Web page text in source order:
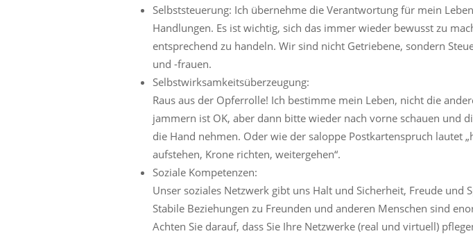
Selbststeuerung: Ich übernehme die Verantwortung für mein
Handlungen. Es ist wichtig, sich das immer wieder bewusst zu
entsprechend zu handeln. Wir sind nicht Getriebene, sondern
und -frauen.
Selbstwirksamkeitsüberzeugung:
Raus aus der Opferrolle! Ich bestimme mein Leben, nicht die
jammern ist OK, aber dann bitte wieder nach vorne schauen und
die Hand nehmen. Oder wie der saloppe Postkartenspruch lautet
aufstehen, Krone richten, weitergehen“.
Soziale Kompetenzen:
Unser soziales Netzwerk gibt uns Halt und Sicherheit, Freude und
Stabile Beziehungen zu Freunden und anderen Menschen sind
Achten Sie darauf, dass Sie Ihre Netzwerke (real und virtuell)